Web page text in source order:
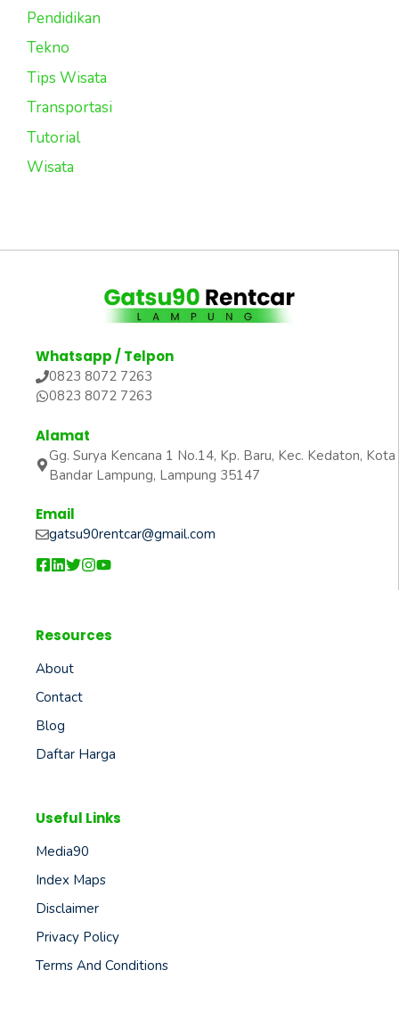
Pendidikan
Tekno
Tips Wisata
Transportasi
Tutorial
Wisata
Whatsapp / Telpon
0823 8072 7263
0823 8072 7263
Alamat
Gg. Surya Kencana 1 No.14, Kp. Baru, Kec. Kedaton, Kota
Bandar Lampung, Lampung 35147
Email
gatsu90rentcar@gmail.com
Resources
About
Contact
Blog
Daftar Harga
Useful Links
Media90
Index Maps
Disclaimer
Privacy Policy
Terms And Conditions